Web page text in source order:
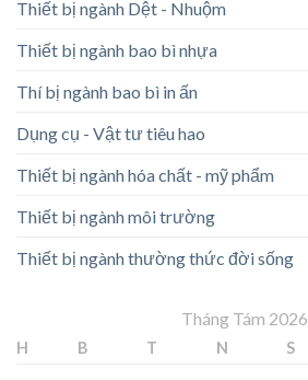
Thiết bị ngành Dệt - Nhuộm
Thiết bị ngành bao bì nhựa
Thí bị ngành bao bì in ấn
Dụng cụ - Vật tư tiêu hao
Thiết bị ngành hóa chất - mỹ phẩm
Thiết bị ngành môi trường
Thiết bị ngành thường thức đời sống
Tháng Tám 2026
H B T N S